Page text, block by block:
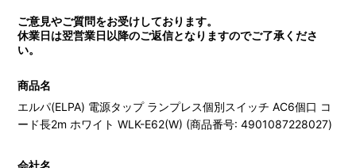
ご意見やご質問をお受けしております。
休業日は翌営業日以降のご返信となりますのでご了承くださ
い。
商品名
エルパ(ELPA) 電源タップ ランプレス個別スイッチ AC6個口 コ
ード長2m ホワイト WLK-E62(W) (商品番号: 4901087228027)
会社名